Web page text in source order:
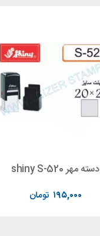
دسته مهر shiny S-520
تومان ۱۹۵,۰۰۰